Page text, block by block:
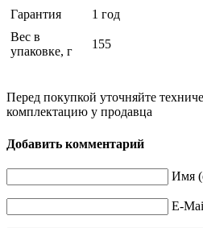
Гарантия
1 год
Вес в
упаковке, г
155
Перед покупкой уточняйте
комплектацию у продавца
Добавить комментарий
Имя
E-